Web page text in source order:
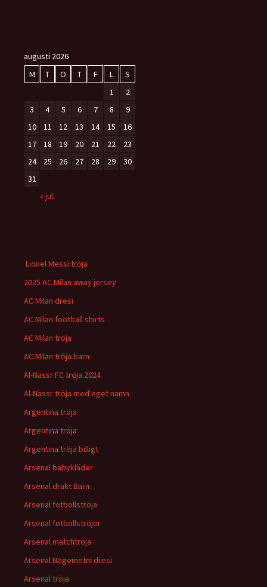
augusti 2026
M
T O T F L
S
1
2
3
4 5 6 7 8
9
10
11 12 13 14 15
16
17
18 19 20 21 22
23
24
25 26 27 28 29
30
31
« jul
Lionel Messi tröja
2025 AC Milan away jersey
AC Milan dresi
AC Milan football shirts
AC Milan tröja
AC Milan tröja barn
Al-Nassr FC tröja 2024
Al-Nassr tröja med eget namn
Argentina tröja
Argentina tröja
Argentina tröja billigt
Arsenal babykläder
Arsenal drakt Barn
Arsenal fotbollströja
Arsenal fotbollströjor
Arsenal matchtröja
Arsenal Nogometni dresi
Arsenal tröja